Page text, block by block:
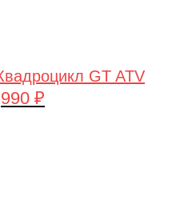
GT ATV
₽